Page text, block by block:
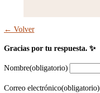
← Volver
Gracias por tu respuesta. ✨
Nombre(obligatorio)
Correo electrónico(obligatorio)